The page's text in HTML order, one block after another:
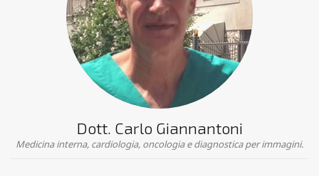
Dott. Carlo Giannantoni
Medicina interna, cardiologia, oncologia e diagnostica per immagini.